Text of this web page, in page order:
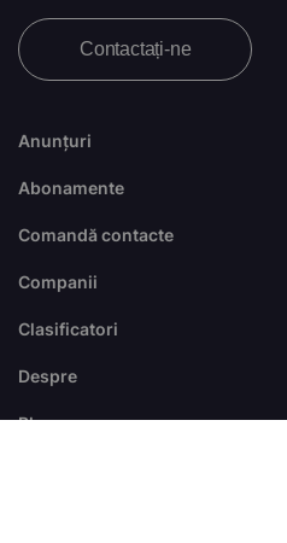
Anunțuri
Abonamente
Comandă contacte
Companii
Clasificatori
Despre
Blog
Contactați-ne